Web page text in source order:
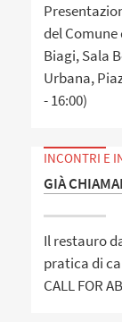
del
Biagi, Sala
Urbana,
- 16:00)
INCONTRI E
GIÀ
Il restauro
pratica di
CALL FOR